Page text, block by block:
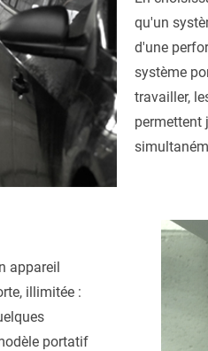
qu'un
d'une
système
travailler,
permettent
appareil
illimitée :
portatif